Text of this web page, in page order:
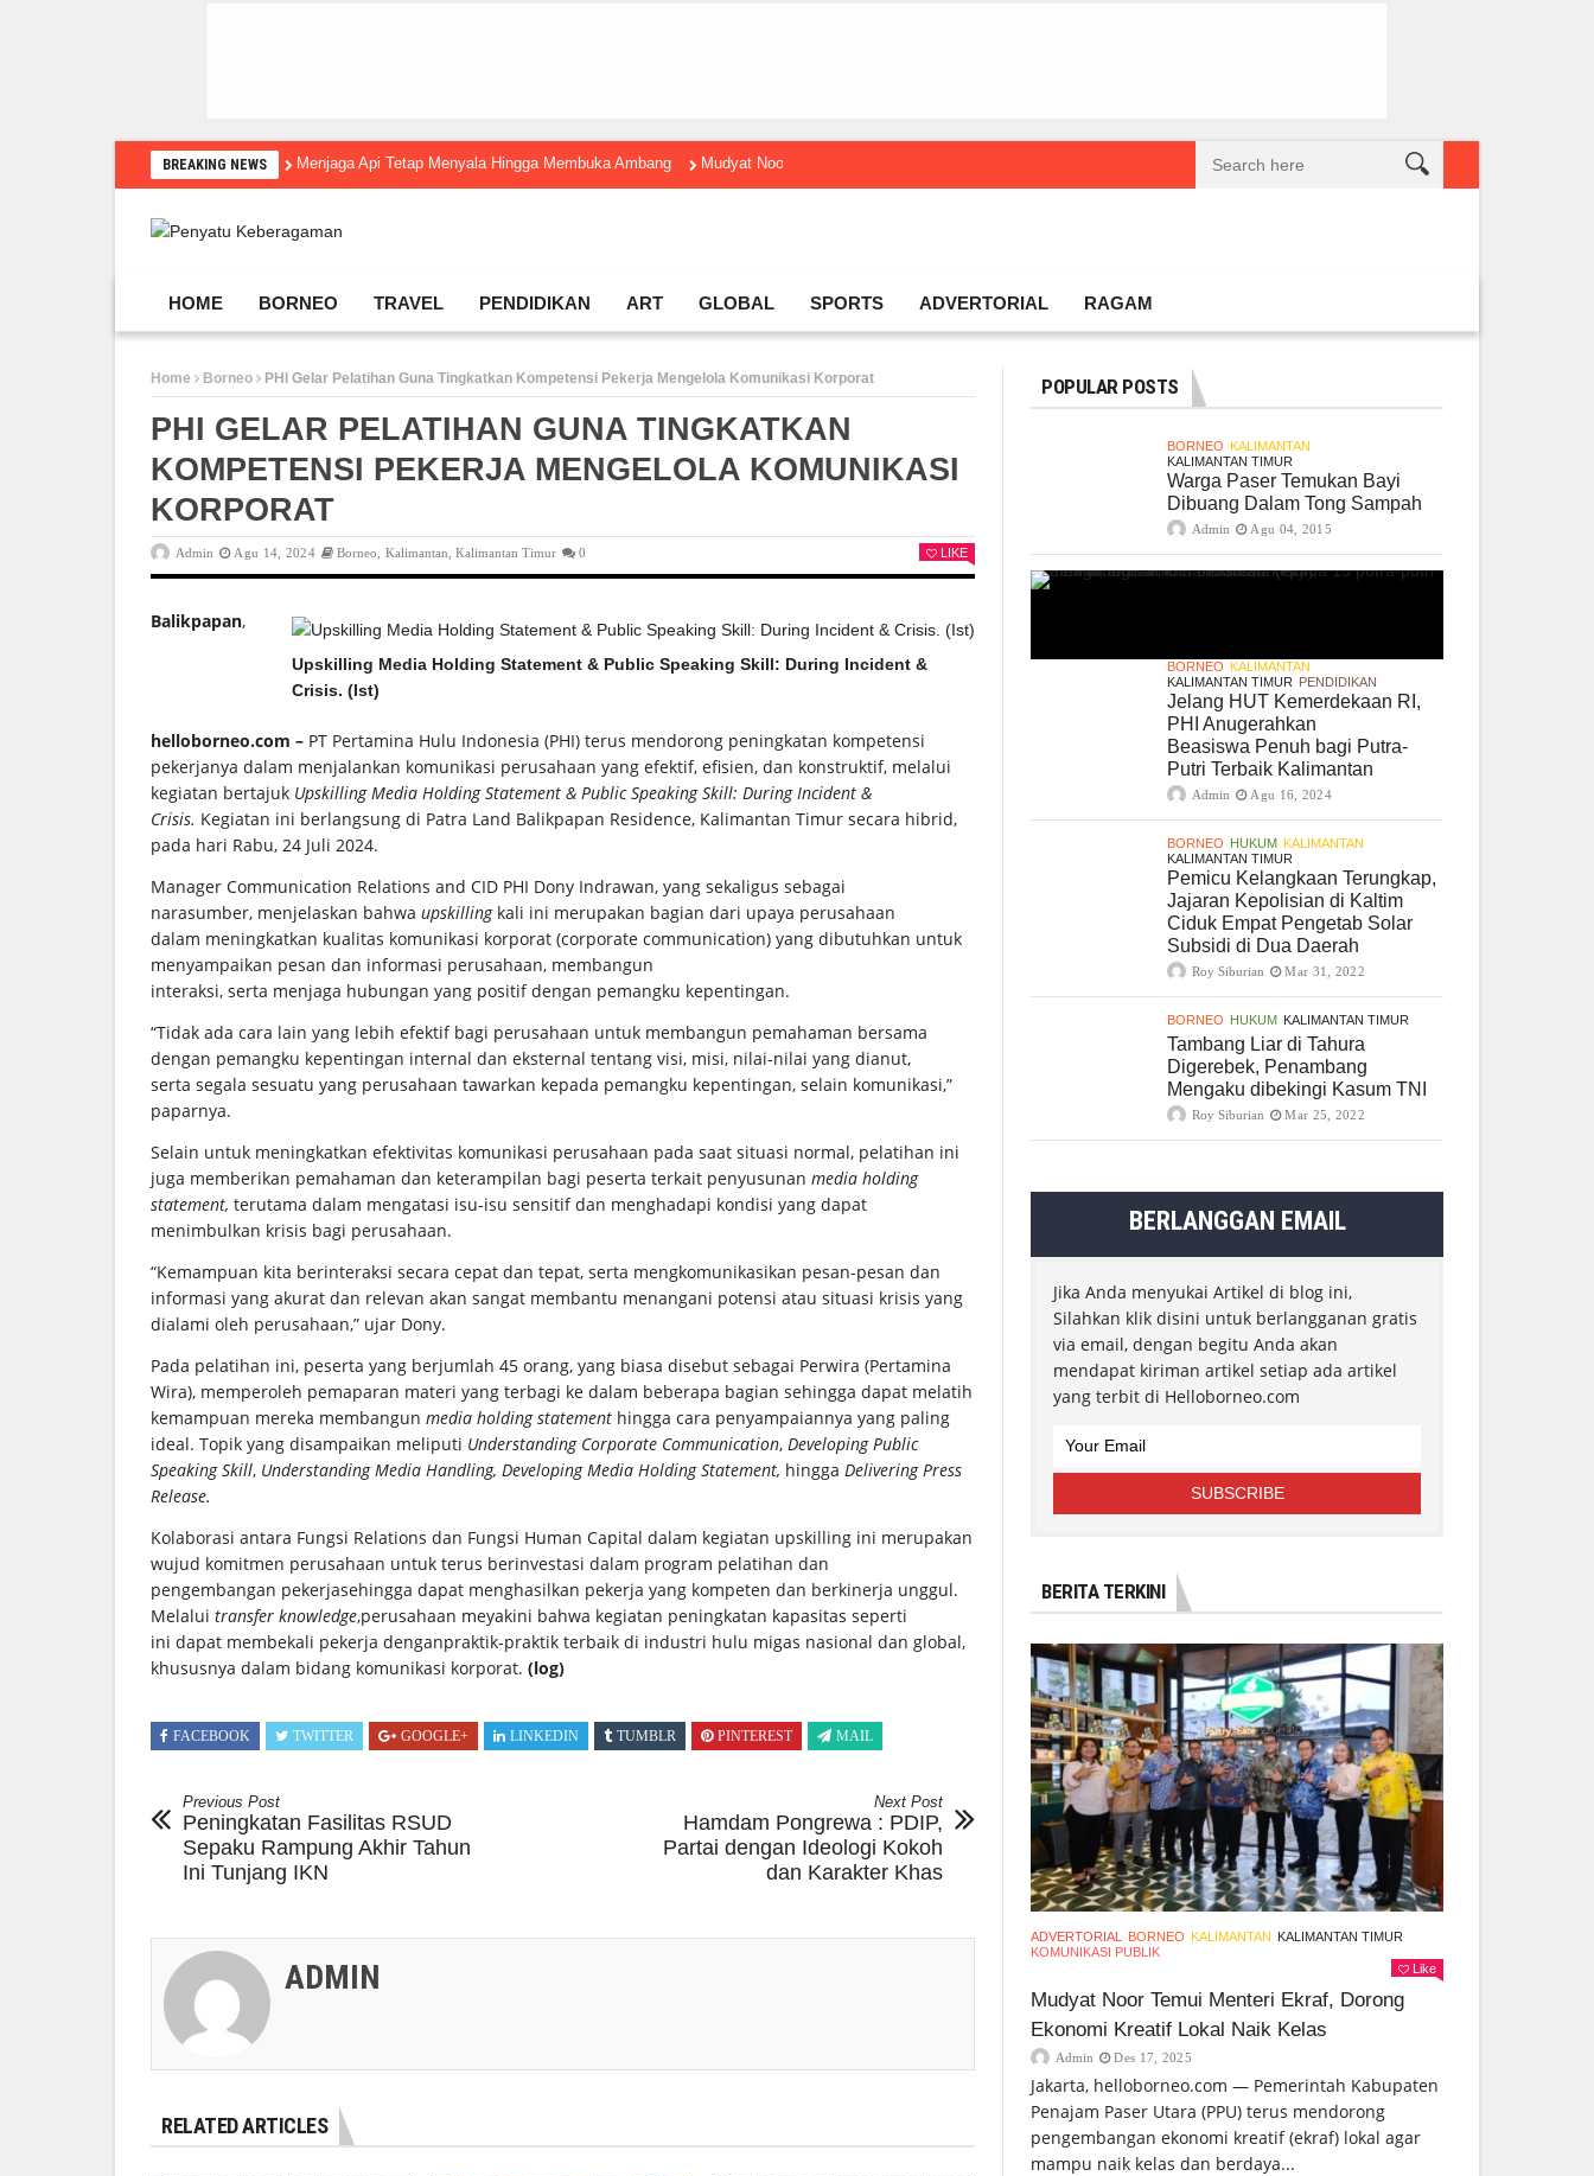
BREAKING NEWS Menjaga Api Tetap Menyala Hingga Membuka Ambang Mudyat Noor Temui Menteri Ekraf, Dorong Ekonomi Kreatif Lokal Naik Kelas Gembel PPU dan IGTKI Penajam Sukses Gelar
HOME BORNEO TRAVEL PENDIDIKAN ART GLOBAL SPORTS ADVERTORIAL RAGAM
Home Borneo PHI Gelar Pelatihan Guna Tingkatkan Kompetensi Pekerja Mengelola Komunikasi Korporat
PHI GELAR PELATIHAN GUNA TINGKATKAN
KOMPETENSI PEKERJA MENGELOLA KOMUNIKASI
KORPORAT
Admin Agu 14, 2024 Borneo Kalimantan ,Kalimantan Timur 0 LIKE
Upskilling Media Holding Statement & Public Speaking Skill: During Incident &
Crisis. (Ist)
Balikpapan,
helloborneo.com – PT Pertamina Hulu Indonesia (PHI) terus mendorong peningkatan kompetensi
pekerjanya dalam menjalankan komunikasi perusahaan yang efektif, efisien, dan konstruktif, melalui
kegiatan bertajuk Upskilling Media Holding Statement & Public Speaking Skill: During Incident &
Crisis. Kegiatan ini berlangsung di Patra Land Balikpapan Residence, Kalimantan Timur secara hibrid,
pada hari Rabu, 24 Juli 2024.
Manager Communication Relations and CID PHI Dony Indrawan, yang sekaligus sebagai
narasumber, menjelaskan bahwa upskillingkali ini merupakan bagian dari upaya perusahaan
dalam meningkatkan kualitas komunikasi korporat (corporate communication) yang dibutuhkan untuk
menyampaikan pesan dan informasi perusahaan, membangun
interaksi, serta menjaga hubungan yang positif dengan pemangku kepentingan.
“Tidak ada cara lain yang lebih efektif bagi perusahaan untuk membangun pemahaman bersama
dengan pemangku kepentingan internal dan eksternal tentang visi, misi, nilai-nilai yang dianut,
serta segala sesuatu yang perusahaan tawarkan kepada pemangku kepentingan, selain komunikasi,”
paparnya.
Selain untuk meningkatkan efektivitas komunikasi perusahaan pada saat situasi normal, pelatihan ini
juga memberikan pemahaman dan keterampilan bagi peserta terkait penyusunan media holding
statement, terutama dalam mengatasi isu-isu sensitif dan menghadapi kondisi yang dapat
menimbulkan krisis bagi perusahaan.
“Kemampuan kita berinteraksi secara cepat dan tepat, serta mengkomunikasikan pesan-pesan dan
informasi yang akurat dan relevan akan sangat membantu menangani potensi atau situasi krisis yang
dialami oleh perusahaan,” ujar Dony.
Pada pelatihan ini, peserta yang berjumlah 45 orang, yang biasa disebut sebagai Perwira (Pertamina
Wira), memperoleh pemaparan materi yang terbagi ke dalam beberapa bagian sehingga dapat melatih
kemampuan mereka membangun media holding statement hingga cara penyampaiannya yang paling
ideal. Topik yang disampaikan meliputi Understanding Corporate Communication, Developing Public
Speaking Skill, Understanding Media Handling, Developing Media Holding Statement, hingga Delivering Press
Release.
Kolaborasi antara Fungsi Relations dan Fungsi Human Capital dalam kegiatan upskilling ini merupakan
wujud komitmen perusahaan untuk terus berinvestasi dalam program pelatihan dan
pengembangan pekerjasehingga dapat menghasilkan pekerja yang kompeten dan berkinerja unggul.
Melalui transfer knowledge,perusahaan meyakini bahwa kegiatan peningkatan kapasitas seperti
ini dapat membekali pekerja denganpraktik-praktik terbaik di industri hulu migas nasional dan global,
khususnya dalam bidang komunikasi korporat. (log)
FACEBOOK TWITTER GOOGLE+ LINKEDIN TUMBLR PINTEREST MAIL
Previous Post
Peningkatan Fasilitas RSUD
Sepaku Rampung Akhir Tahun
Ini Tunjang IKN
Next Post
Hamdam Pongrewa : PDIP,
Partai dengan Ideologi Kokoh
dan Karakter Khas
ADMIN
RELATED ARTICLES
POPULAR POSTS
BORNEO KALIMANTAN
KALIMANTAN TIMUR
Warga Paser Temukan Bayi
Dibuang Dalam Tong Sampah
Admin Agu 04, 2015
BORNEO KALIMANTAN
KALIMANTAN TIMUR PENDIDIKAN
Jelang HUT Kemerdekaan RI,
PHI Anugerahkan
Beasiswa Penuh bagi Putra-
Putri Terbaik Kalimantan
Admin Agu 16, 2024
BORNEO HUKUM KALIMANTAN
KALIMANTAN TIMUR
Pemicu Kelangkaan Terungkap,
Jajaran Kepolisian di Kaltim
Ciduk Empat Pengetab Solar
Subsidi di Dua Daerah
Roy Siburian Mar 31, 2022
BORNEO HUKUM KALIMANTAN TIMUR
Tambang Liar di Tahura
Digerebek, Penambang
Mengaku dibekingi Kasum TNI
Roy Siburian Mar 25, 2022
BERLANGGAN EMAIL
Jika Anda menyukai Artikel di blog ini,
Silahkan klik disini untuk berlangganan gratis
via email, dengan begitu Anda akan
mendapat kiriman artikel setiap ada artikel
yang terbit di Helloborneo.com
BERITA TERKINI
ADVERTORIAL BORNEO KALIMANTAN KALIMANTAN TIMUR
KOMUNIKASI PUBLIK
Like
Mudyat Noor Temui Menteri Ekraf, Dorong
Ekonomi Kreatif Lokal Naik Kelas
Admin Des 17, 2025
Jakarta, helloborneo.com — Pemerintah Kabupaten
Penajam Paser Utara (PPU) terus mendorong
pengembangan ekonomi kreatif (ekraf) lokal agar
mampu naik kelas dan berdaya...